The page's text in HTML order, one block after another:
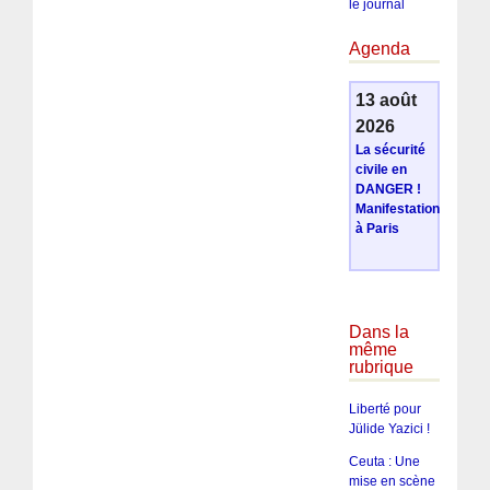
le journal
Agenda
13 août
2026
La sécurité
civile en
DANGER !
Manifestation
à Paris
Dans la
même
rubrique
Liberté pour
Jülide Yazici !
Ceuta : Une
mise en scène